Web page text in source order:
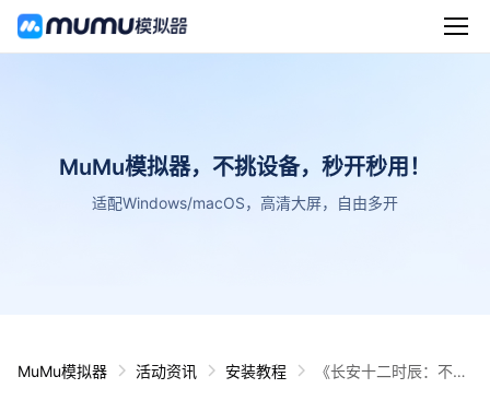
MuMu模拟器，不挑设备，秒开秒用！
适配Windows/macOS，高清大屏，自由多开
MuMu模拟器 活动资讯 安装教程
《长安十二时辰：不退